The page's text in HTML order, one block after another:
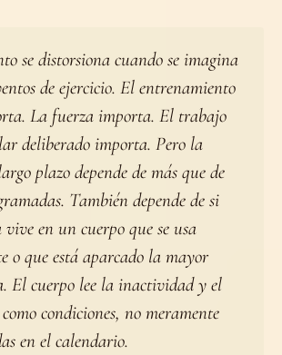
se distorsiona cuando se imagina
de ejercicio. El entrenamiento
La fuerza importa. El trabajo
deliberado importa. Pero la
plazo depende de más que de
También depende de si
en un cuerpo que se usa
o que está aparcado la mayor
El cuerpo lee la inactividad y el
condiciones, no meramente
en el calendario.